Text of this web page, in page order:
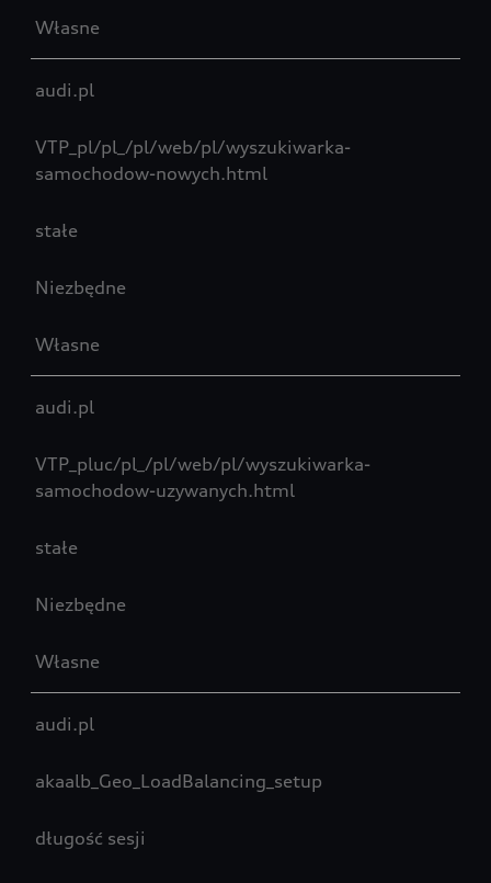
Własne
audi.pl
VTP_pl/pl_/pl/web/pl/wyszukiwarka-
samochodow-nowych.html
stałe
Niezbędne
Własne
audi.pl
VTP_pluc/pl_/pl/web/pl/wyszukiwarka-
samochodow-uzywanych.html
stałe
Niezbędne
Własne
audi.pl
akaalb_Geo_LoadBalancing_setup
długość sesji